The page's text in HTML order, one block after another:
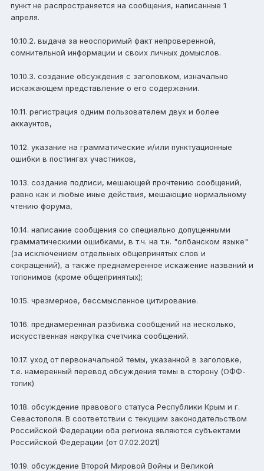
пункт не распространяется на сообщения, написанные 1
апреля.
10.10.2. выдача за неоспоримый факт непроверенной,
сомнительной информации и своих личных домыслов.
10.10.3. создание обсуждения с заголовком, изначально
искажающем представление о его содержании.
10.11. регистрация одним пользователем двух и более
аккаунтов,
10.12. указание на грамматические и/или пунктуационные
ошибки в постингах участников,
10.13. создание подписи, мешающей прочтению сообщений,
равно как и любые иные действия, мешающие нормальному
чтению форума,
10.14. написание сообщения со специально допущенными
грамматическими ошибками, в т.ч. на т.н. "олбанском языке"
(за исключением отдельных общепринятых слов и
сокращений), а также преднамеренное искажение названий и
топонимов (кроме общепринятых);
10.15. чрезмерное, бессмысленное цитирование.
10.16. преднамеренная разбивка сообщений на несколько,
искусственная накрутка счетчика сообщений.
10.17. уход от первоначальной темы, указанной в заголовке,
т.е. намеренный перевод обсуждения темы в сторону (ОФФ-
топик)
10.18. обсуждение правового статуса Республики Крым и г.
Севастополя. В соответствии с текущим законодательством
Российской Федерации оба региона являются субъектами
Российской Федерации (от 07.02.2021)
10.19. обсуждение Второй Мировой Войны и Великой